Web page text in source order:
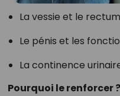
La vessie et le rectum
Le pénis et les
La continence
Pourquoi le renforcer ?